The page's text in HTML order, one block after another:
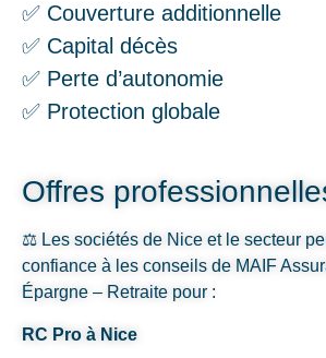
✅ Couverture additionnelle
✅ Capital décès
✅ Perte d’autonomie
✅ Protection globale
Offres
⚖️ Les sociétés de Nice et le secteur
confiance à les conseils de MAIF
Épargne – Retraite pour :
RC Pro à Nice